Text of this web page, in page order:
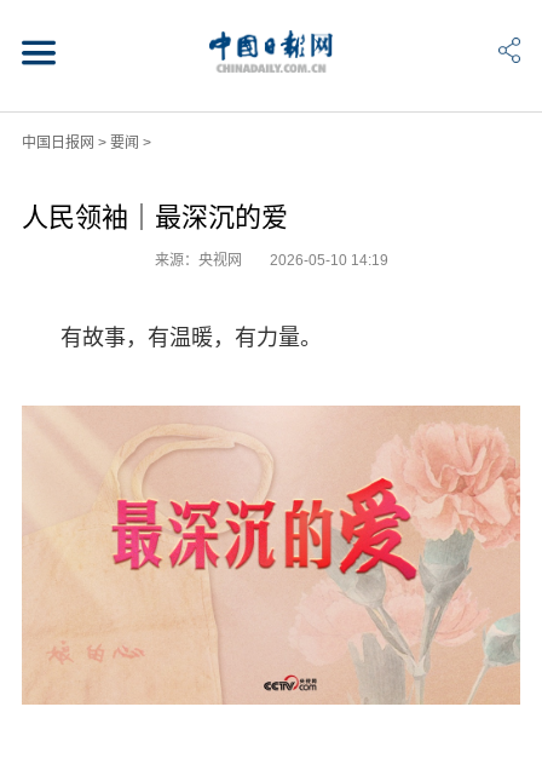
中国日报网 > 要闻 >
人民领袖｜最深沉的爱
来源：央视网 2026-05-10 14:19
有故事，有温暖，有力量。